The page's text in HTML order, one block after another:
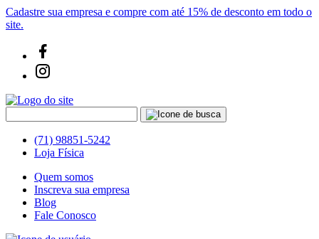
Cadastre sua empresa e compre com até 15% de desconto em todo o
site.
(71) 98851-5242
Loja Física
Quem somos
Inscreva sua empresa
Blog
Fale Conosco